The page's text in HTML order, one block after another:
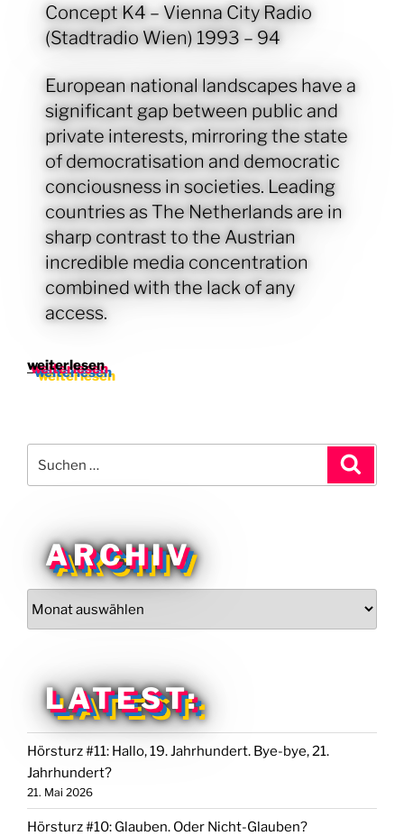
Concept K4 – Vienna City Radio
(Stadtradio Wien) 1993 – 94
European national landscapes have a
significant gap between public and
private interests, mirroring the state
of democratisation and democratic
conciousness in societies. Leading
countries as The Netherlands are in
sharp contrast to the Austrian
incredible media concentration
combined with the lack of any
access.
„K4
Radio
(1993
weiterlesen
nach:
ARCHIV
LATEST:
Hörsturz #11: Hallo, 19. Jahrhundert. Bye-bye, 21.
Jahrhundert?
21. Mai 2026
Hörsturz #10: Glauben. Oder Nicht-Glauben?